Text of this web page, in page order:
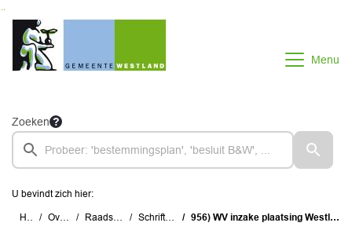
Ga naar de inhoud van deze pagina
Ga naar het zoeken
Ga naar het menu
Menu
Zoeken
U bevindt zich hier:
Home Overzichten Raadsinstrumenten Schriftelijke vragen 956) WV inzake plaatsing Westland op trede 3 van de interventieladder Spreidingswet (G26-001165)